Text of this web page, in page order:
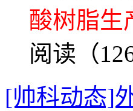
酸树脂生
阅读（
[帅科动态]